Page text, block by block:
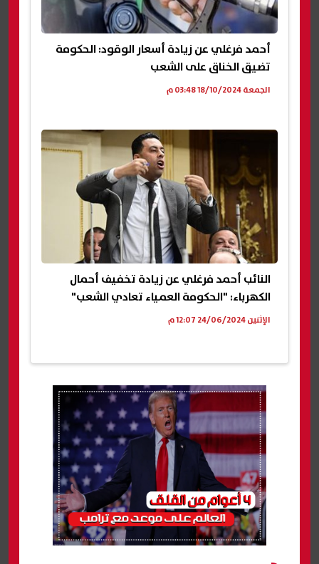
أحمد فرغلي عن زيادة أسعار الوقود: الحكومة
تضيق الخناق على الشعب
الجمعة 18/10/2024 03:48 م
النائب أحمد فرغلي عن زيادة تخفيف أحمال
الكهرباء: "الحكومة العمياء تعادي الشعب"
الإثنين 24/06/2024 12:07 م